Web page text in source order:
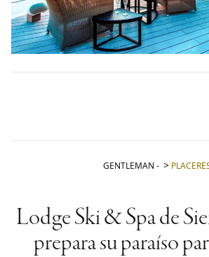
GENTLEMAN -
Lodge Ski & Spa de
prepara su paraíso